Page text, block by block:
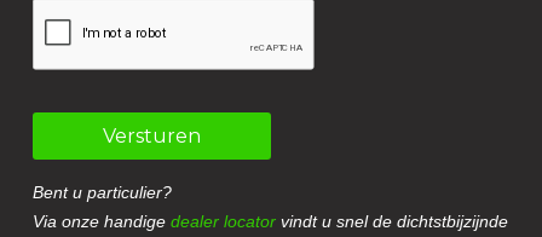
Versturen
Bent u particulier?
Via onze handigedealer locator vindt u snel de dichtstbijzijnde